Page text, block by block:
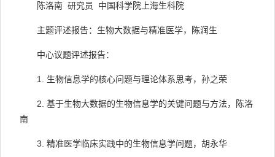
陈洛南 研究员 中国科学院上海生科院
主题评述报告：生物大数据与精准医学，陈润生
中心议题评述报告：
1. 生物信息学的核心问题与理论体系思考，孙之荣
2. 基于生物大数据的生物信息学的关键问题与方法，陈洛
南
3. 精准医学临床实践中的生物信息学问题，胡永华